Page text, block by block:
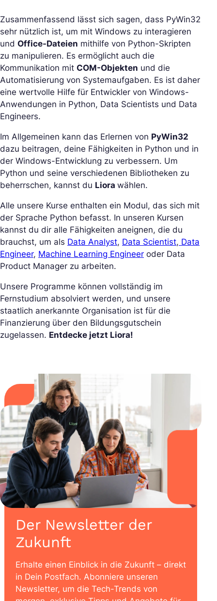
Zusammenfassend lässt sich sagen, dass PyWin32
sehr nützlich ist, um mit Windows zu interagieren
und Office-Dateien mithilfe von Python-Skripten
zu manipulieren. Es ermöglicht auch die
Kommunikation mit COM-Objekten und die
Automatisierung von Systemaufgaben. Es ist daher
eine wertvolle Hilfe für Entwickler von Windows-
Anwendungen in Python, Data Scientists und Data
Engineers.
Im Allgemeinen kann das Erlernen von PyWin32
dazu beitragen, deine Fähigkeiten in Python und in
der Windows-Entwicklung zu verbessern. Um
Python und seine verschiedenen Bibliotheken zu
beherrschen, kannst du Liora wählen.
Alle unsere Kurse enthalten ein Modul, das sich mit
der Sprache Python befasst. In unseren Kursen
kannst du dir alle Fähigkeiten aneignen, die du
brauchst, um als Data Analyst, Data Scientist, Data
Engineer, Machine Learning Engineer oder Data
Product Manager zu arbeiten.
Unsere Programme können vollständig im
Fernstudium absolviert werden, und unsere
staatlich anerkannte Organisation ist für die
Finanzierung über den Bildungsgutschein
zugelassen. Entdecke jetzt Liora!
Der Newsletter der
Zukunft
Erhalte einen Einblick in die Zukunft – direkt
in Dein Postfach. Abonniere unseren
Newsletter, um die Tech-Trends von